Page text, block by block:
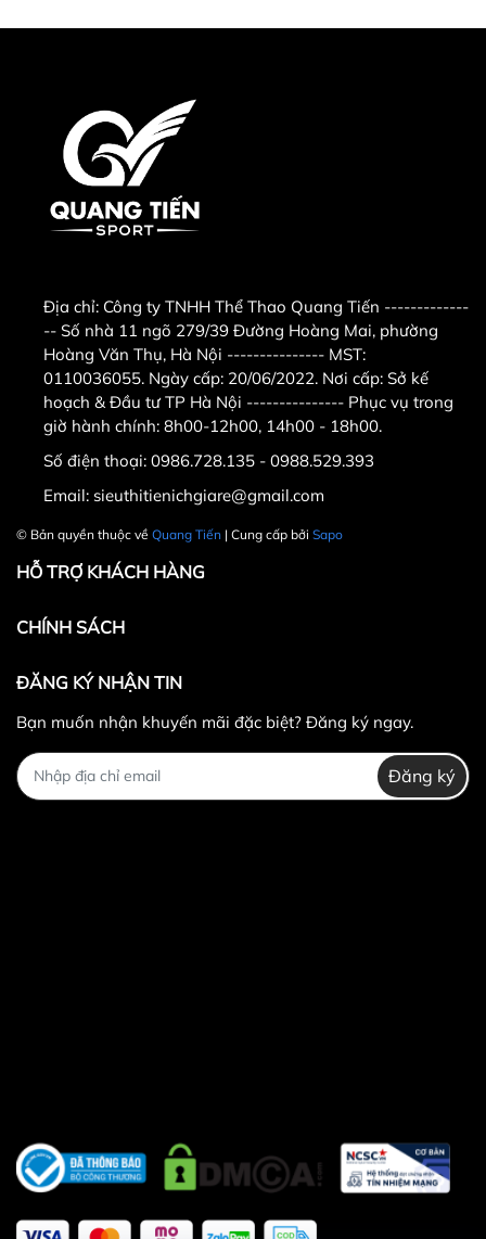
từng nhu cầu của người tập
Giá cả hợp lý cạnh tranh so với các
thương hiệu khác
4.Nhược điểm của găng boxing Twins
bền lâu dài
5.Cách chọn găng boxing Twins
Khi chọn găng boxing Twins, bạn cần lưu ý
đến các yếu tố sau:
Trọng lượng của găng: Găng boxing
Twins có nhiều loại khác nhau, phù hợp
với từng trọng lượng của người tập. Bạn
nên chọn găng có trọng lượng phù hợp
với mình để tránh bị mỏi tay khi tập
luyện.
Kích thước của găng: Găng boxing Twins
hợp với từng kích thước bàn tay của
người tập. Bạn nên chọn găng có kích
thước vừa vặn với bàn tay của mình để
là một số mẹo bảo quản găng boxing
Twins:
Sau khi tập luyện, bạn nên vệ sinh trong
lòng găng bằng khăn khô cho hết mồ hôi.
Địa chỉ: Công ty TNHH Thể Thao Quang Tiến -------------
-- Số nhà 11 ngõ 279/39 Đường Hoàng Mai, phường
Hoàng Văn Thụ, Hà Nội --------------- MST:
0110036055. Ngày cấp: 20/06/2022. Nơi cấp: Sở kế
hoạch & Đầu tư TP Hà Nội --------------- Phục vụ trong
giờ hành chính: 8h00-12h00, 14h00 - 18h00.
Số điện thoại: 0986.728.135 - 0988.529.393
Email: sieuthitienichgiare@gmail.com
© Bản quyền thuộc về Quang Tiến | Cung cấp bởi Sapo
HỖ TRỢ KHÁCH HÀNG
CHÍNH SÁCH
ĐĂNG KÝ NHẬN TIN
Bạn muốn nhận khuyến mãi đặc biệt? Đăng ký ngay.
Đăng ký